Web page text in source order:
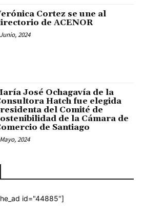
Cortez se une al
de ACENOR
2024
José Ochagavía de la
Hatch fue elegida
del Comité de
de la Cámara de
de Santiago
2024
id="44885"]